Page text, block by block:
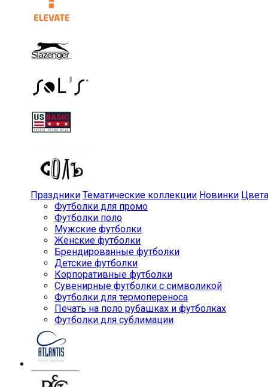
Праздники Тематические коллекции Новинки Цвета
Футболки для промо
Футболки поло
Мужские футболки
Женские футболки
Брендированные футболки
Детские футболки
Корпоративные футболки
Сувенирные футболки с символикой
Футболки для термопереноса
Печать на поло рубашках и футболках
Футболки для сублимации